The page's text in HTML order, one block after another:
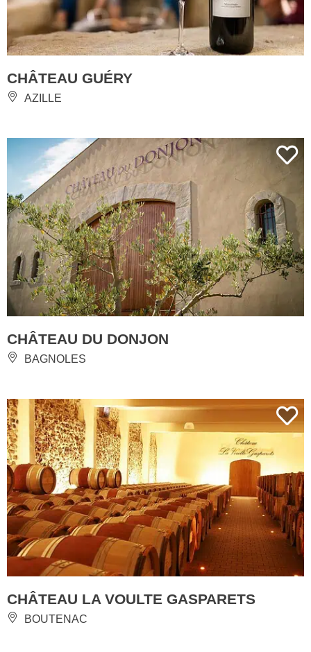
CHÂTEAU GUÉRY
AZILLE
CHÂTEAU DU DONJON
BAGNOLES
CHÂTEAU LA VOULTE GASPARETS
BOUTENAC